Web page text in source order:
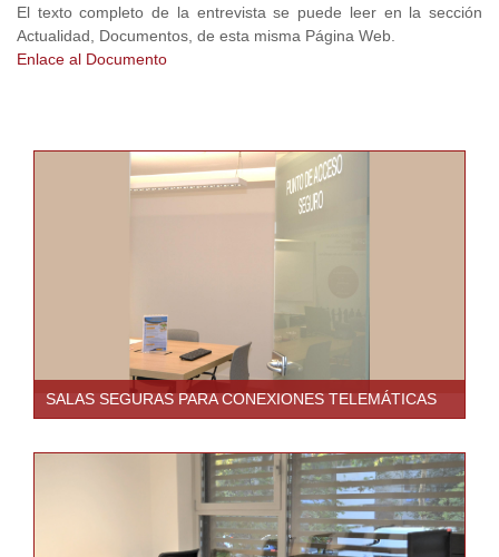
El texto completo de la entrevista se puede leer en la sección
Actualidad, Documentos, de esta misma Página Web.
Enlace al Documento
SALAS SEGURAS PARA CONEXIONES TELEMÁTICAS